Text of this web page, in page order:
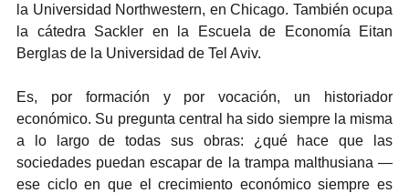
la Universidad Northwestern, en Chicago. También ocupa
la cátedra Sackler en la Escuela de Economía Eitan
Berglas de la Universidad de Tel Aviv.
Es, por formación y por vocación, un historiador
económico. Su pregunta central ha sido siempre la misma
a lo largo de todas sus obras: ¿qué hace que las
sociedades puedan escapar de la trampa malthusiana —
ese ciclo en que el crecimiento económico siempre es